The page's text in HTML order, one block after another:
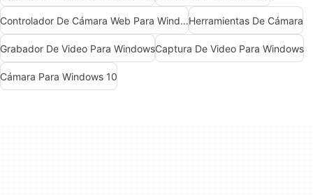
Controlador De Cámara Web Para WindowsHerramientas De Cámara
Grabador De Video Para WindowsCaptura De Video Para Windows
Cámara Para Windows 10